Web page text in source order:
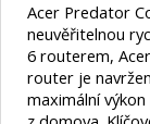
Acer Predator
neuvěřitelnou
6 routerem,
router je
maximální